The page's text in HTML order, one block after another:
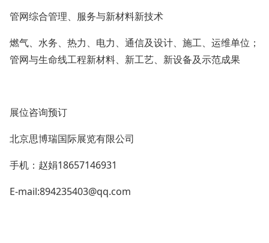
管网综合管理、服务与新材料新技术
燃气、水务、热力、电力、通信及设计、施工、运维单位；
管网与生命线工程新材料、新工艺、新设备及示范成果
展位咨询预订
北京思博瑞国际展览有限公司
手机：赵娟18657146931
E-mail:894235403@qq.com